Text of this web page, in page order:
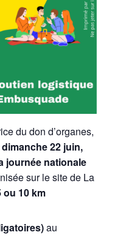
du don d’organes,
dimanche 22 juin,
journée nationale
sur le site de La
ou 10 km
au